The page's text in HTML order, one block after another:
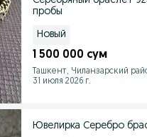
пробы
Новый
1 500 000 сум
Ташкент, Чиланзарский
31 июля 2026 г.
Ювелирка Серебро